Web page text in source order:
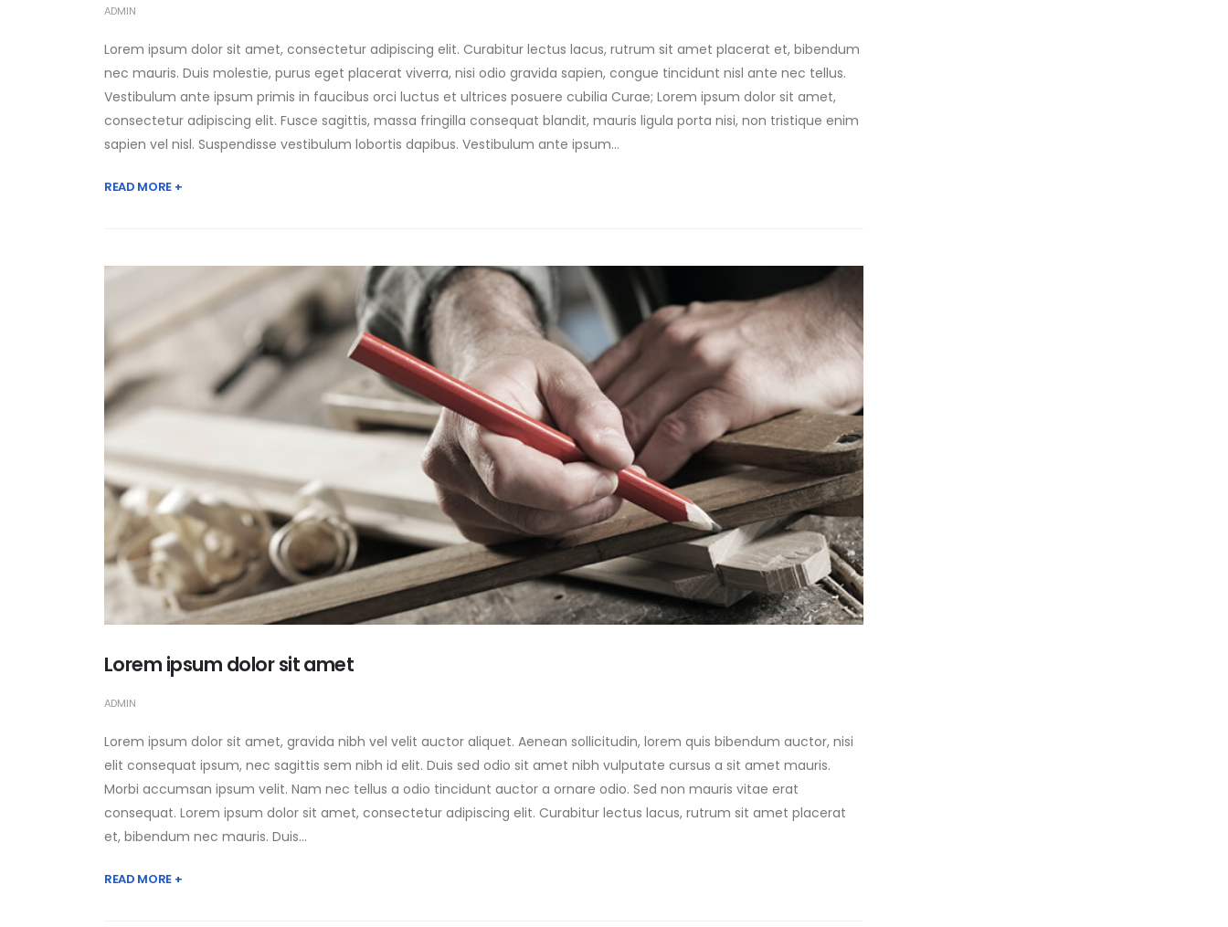
ADMIN
Lorem ipsum dolor sit amet, consectetur adipiscing elit. Curabitur lectus lacus, rutrum sit amet placerat et, bibendum
nec mauris. Duis molestie, purus eget placerat viverra, nisi odio gravida sapien, congue tincidunt nisl ante nec tellus.
Vestibulum ante ipsum primis in faucibus orci luctus et ultrices posuere cubilia Curae; Lorem ipsum dolor sit amet,
consectetur adipiscing elit. Fusce sagittis, massa fringilla consequat blandit, mauris ligula porta nisi, non tristique enim
sapien vel nisl. Suspendisse vestibulum lobortis dapibus. Vestibulum ante ipsum...
READ MORE +
Lorem ipsum dolor sit amet
ADMIN
Lorem ipsum dolor sit amet, gravida nibh vel velit auctor aliquet. Aenean sollicitudin, lorem quis bibendum auctor, nisi
elit consequat ipsum, nec sagittis sem nibh id elit. Duis sed odio sit amet nibh vulputate cursus a sit amet mauris.
Morbi accumsan ipsum velit. Nam nec tellus a odio tincidunt auctor a ornare odio. Sed non mauris vitae erat
consequat. Lorem ipsum dolor sit amet, consectetur adipiscing elit. Curabitur lectus lacus, rutrum sit amet placerat
et, bibendum nec mauris. Duis...
READ MORE +